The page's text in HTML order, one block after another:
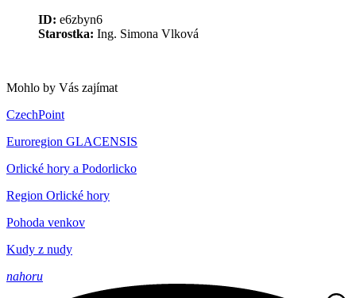
ID: e6zbyn6
Starostka: Ing. Simona Vlková
Mohlo by Vás zajímat
CzechPoint
Euroregion GLACENSIS
Orlické hory a Podorlicko
Region Orlické hory
Pohoda venkov
Kudy z nudy
nahoru